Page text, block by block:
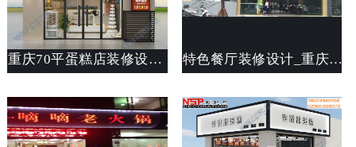
重庆70平蛋糕店装修设计案例_店面设计说明_斯戴特公装公司 特色餐厅装修设计_重庆黄姜鸡特色餐厅装修设计